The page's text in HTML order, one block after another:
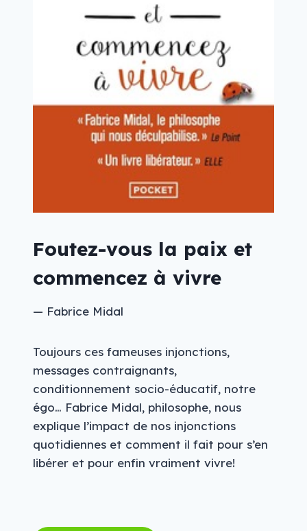
Foutez-vous la paix et
commencez à vivre
— Fabrice Midal
Toujours ces fameuses injonctions,
messages contraignants,
conditionnement socio-éducatif, notre
égo… Fabrice Midal, philosophe, nous
explique l’impact de nos injonctions
quotidiennes et comment il fait pour s’en
libérer et pour enfin vraiment vivre!